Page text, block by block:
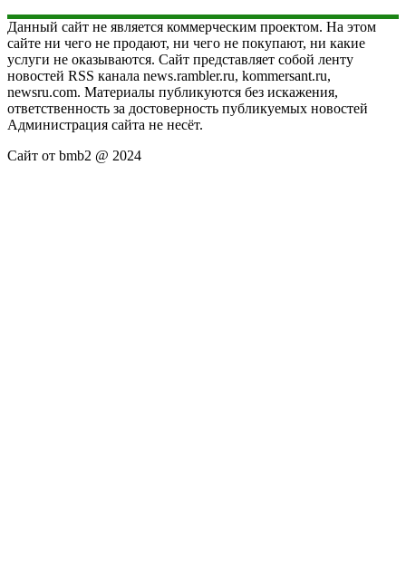
Данный сайт не является коммерческим проектом. На этом
сайте ни чего не продают, ни чего не покупают, ни какие
услуги не оказываются. Сайт представляет собой ленту
новостей RSS канала news.rambler.ru, kommersant.ru,
newsru.com. Материалы публикуются без искажения,
ответственность за достоверность публикуемых новостей
Администрация сайта не несёт.
Сайт от bmb2 @ 2024